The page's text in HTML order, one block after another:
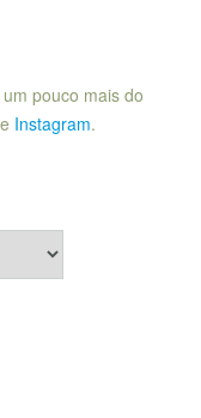
pouco mais do
e Instagram.